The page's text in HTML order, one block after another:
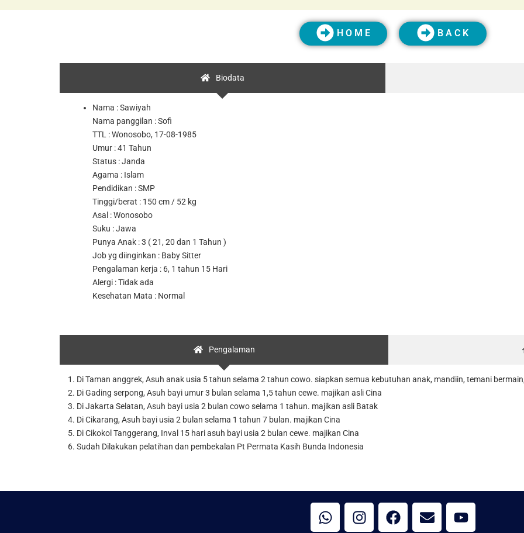
H O M E B A C K
Biodata
Nama : Sawiyah
Nama panggilan : Sofi
TTL : Wonosobo, 17-08-1985
Umur : 41 Tahun
Status : Janda
Agama : Islam
Pendidikan : SMP
Tinggi/berat : 150 cm / 52 kg
Asal : Wonosobo
Suku : Jawa
Punya Anak : 3 ( 21, 20 dan 1 Tahun )
Job yg diinginkan : Baby Sitter
Pengalaman kerja : 6, 1 tahun 15 Hari
Alergi : Tidak ada
Kesehatan Mata : Normal
Pengalaman
1. Di Taman anggrek, Asuh anak usia 5 tahun selama 2 tahun cowo. siapkan semua kebutuhan anak, mandiin, temani
2. Di Gading serpong, Asuh bayi umur 3 bulan selama 1,5 tahun cewe. majikan asli Cina
3. Di Jakarta Selatan, Asuh bayi usia 2 bulan cowo selama 1 tahun. majikan asli Batak
4. Di Cikarang, Asuh bayi usia 2 bulan selama 1 tahun 7 bulan. majikan Cina
5. Di Cikokol Tanggerang, Inval 15 hari asuh bayi usia 2 bulan cewe. majikan Cina
6. Sudah Dilakukan pelatihan dan pembekalan Pt Permata Kasih Bunda Indonesia
h
a
n
s
a
c
n
v
o
u